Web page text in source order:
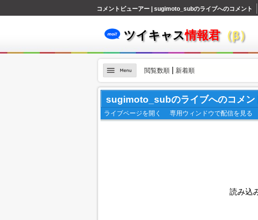
コメントビューアー | sugimoto_subのライブへのコメント
ツイキャス情報君（β）
閲覧数順| 新着順
sugimoto_subのライブへのコメン
ライブページを開く 専用ウィンドウで配信を見る
読み込